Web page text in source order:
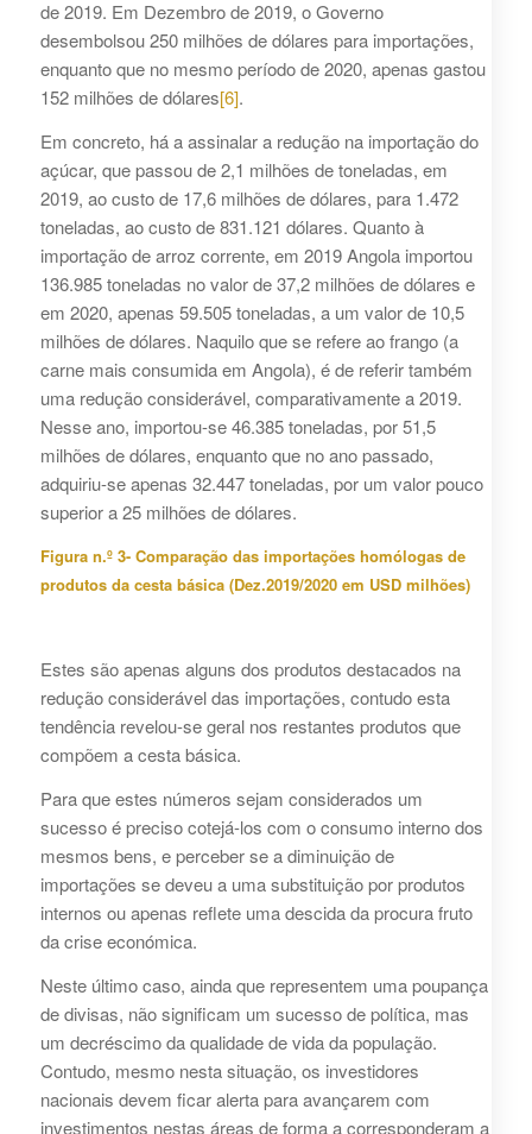
de 2019. Em Dezembro de 2019, o Governo
desembolsou 250 milhões de dólares para importações,
enquanto que no mesmo período de 2020, apenas gastou
152 milhões de dólares[6].
Em concreto, há a assinalar a redução na importação do
açúcar, que passou de 2,1 milhões de toneladas, em
2019, ao custo de 17,6 milhões de dólares, para 1.472
toneladas, ao custo de 831.121 dólares. Quanto à
importação de arroz corrente, em 2019 Angola importou
136.985 toneladas no valor de 37,2 milhões de dólares e
em 2020, apenas 59.505 toneladas, a um valor de 10,5
milhões de dólares. Naquilo que se refere ao frango (a
carne mais consumida em Angola), é de referir também
uma redução considerável, comparativamente a 2019.
Nesse ano, importou-se 46.385 toneladas, por 51,5
milhões de dólares, enquanto que no ano passado,
adquiriu-se apenas 32.447 toneladas, por um valor pouco
superior a 25 milhões de dólares.
Figura n.º 3- Comparação das importações homólogas de
produtos da cesta básica (Dez.2019/2020 em USD milhões)
Estes são apenas alguns dos produtos destacados na
redução considerável das importações, contudo esta
tendência revelou-se geral nos restantes produtos que
compõem a cesta básica.
Para que estes números sejam considerados um
sucesso é preciso cotejá-los com o consumo interno dos
mesmos bens, e perceber se a diminuição de
importações se deveu a uma substituição por produtos
internos ou apenas reflete uma descida da procura fruto
da crise económica.
Neste último caso, ainda que representem uma poupança
de divisas, não significam um sucesso de política, mas
um decréscimo da qualidade de vida da população.
Contudo, mesmo nesta situação, os investidores
nacionais devem ficar alerta para avançarem com
investimentos nestas áreas de forma a corresponderam a